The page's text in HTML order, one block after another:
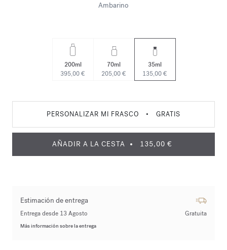
Ambarino
200ml
395,00 €
70ml
205,00 €
35ml
135,00 €
PERSONALIZAR MI FRASCO • GRATIS
AÑADIR A LA CESTA 135,00 €
Estimación de entrega
Entrega desde 13 Agosto Gratuita
Más información sobre la entrega